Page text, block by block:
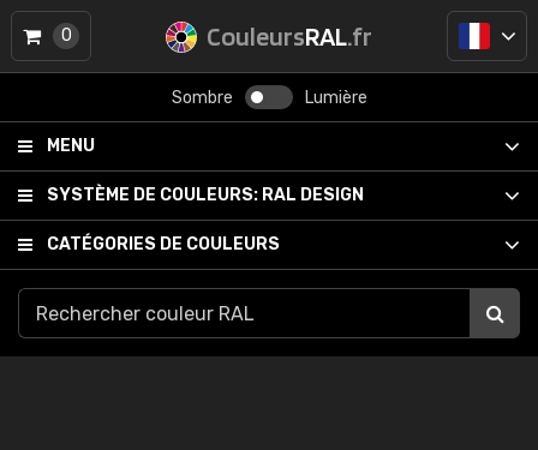
CouleursRAL.fr
Sombre Lumière
MENU
SYSTÈME DE COULEURS: RAL DESIGN
CATÉGORIES DE COULEURS
0